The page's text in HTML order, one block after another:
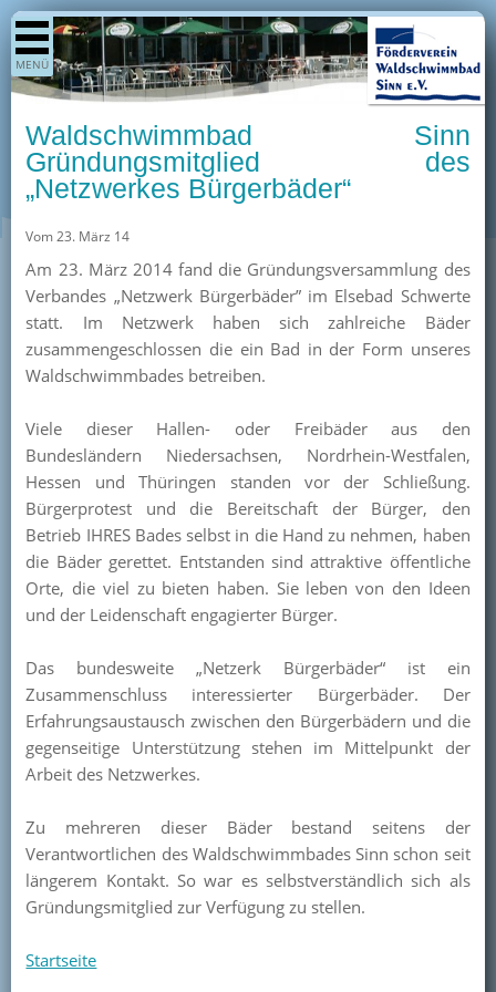
MENÜ
Shop
Aktuelles
Termine
Berichte
Kurse
Unterstützer
Team
Pressearchiv
Mitglied werden
Waldschwimmbad Sinn
Gründungsmitglied des
„Netzwerkes Bürgerbäder“
Vom 23. März 14
Am 23. März 2014 fand die Gründungsversammlung des
Verbandes „Netzwerk Bürgerbäder” im Elsebad Schwerte
statt. Im Netzwerk haben sich zahlreiche Bäder
zusammengeschlossen die ein Bad in der Form unseres
Waldschwimmbades betreiben.
Viele dieser Hallen- oder Freibäder aus den
Bundesländern Niedersachsen, Nordrhein-Westfalen,
Hessen und Thüringen standen vor der Schließung.
Bürgerprotest und die Bereitschaft der Bürger, den
Betrieb IHRES Bades selbst in die Hand zu nehmen, haben
die Bäder gerettet. Entstanden sind attraktive öffentliche
Orte, die viel zu bieten haben. Sie leben von den Ideen
und der Leidenschaft engagierter Bürger.
Das bundesweite „Netzerk Bürgerbäder“ ist ein
Zusammenschluss interessierter Bürgerbäder. Der
Erfahrungsaustausch zwischen den Bürgerbädern und die
gegenseitige Unterstützung stehen im Mittelpunkt der
Arbeit des Netzwerkes.
Zu mehreren dieser Bäder bestand seitens der
Verantwortlichen des Waldschwimmbades Sinn schon seit
längerem Kontakt. So war es selbstverständlich sich als
Gründungsmitglied zur Verfügung zu stellen.
Startseite